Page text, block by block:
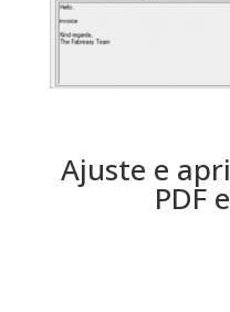
Ajuste e
PDF